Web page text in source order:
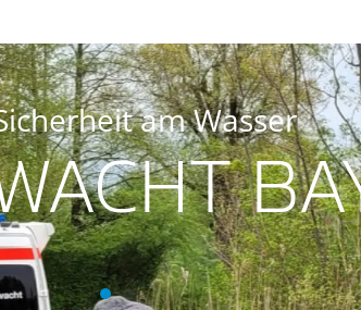
am Wasser
Wasserwacht Bayern
Wasserwacht Bayern